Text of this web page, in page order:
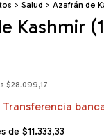
> Salud > Azafrán de
Kashmir
$28.099,17
Transferencia
de $11.333,33